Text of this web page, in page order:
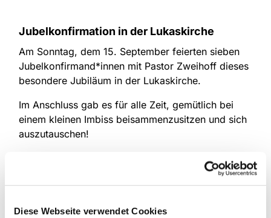
Diese Webseite verwendet Cookies
Jubelkonfirmation in der Lukaskirche
Am Sonntag, dem 15. September feierten sieben
Jubelkonfirmand*innen mit Pastor Zweihoff dieses
besondere Jubiläum in der Lukaskirche.
Im Anschluss gab es für alle Zeit, gemütlich bei
einem kleinen Imbiss beisammenzusitzen und sich
auszutauschen!
Herzlichen Glückwunsch an alle Jubilare und